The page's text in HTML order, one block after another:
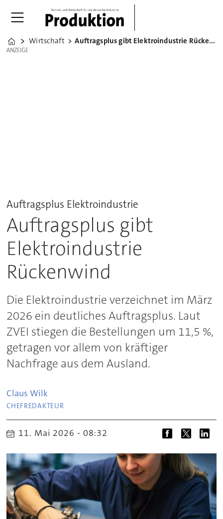
Home
Wirtschaft Auftragsplus gibt Elektroindustrie Rückenwind
ANZEIGE
ANZEIGE
Auftragsplus Elektroindustrie
Auftragsplus gibt
Elektroindustrie
Rückenwind
Die Elektroindustrie verzeichnet im März
2026 ein deutliches Auftragsplus. Laut
ZVEI stiegen die Bestellungen um 11,5 %,
getragen vor allem von kräftiger
Nachfrage aus dem Ausland.
Claus Wilk
CHEFREDAKTEUR
11. Mai 2026 - 08:32